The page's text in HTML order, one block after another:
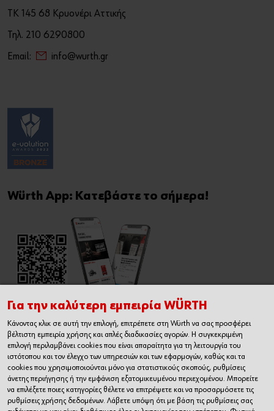
ΤΚ 145 68 Κρυονέρι Αττικής
Τηλ. 210 6290800
Email: info@wurth.gr
Würth App: Κατεβάστε το σήμερα!
Εγχειρίδιο Χρήσης Ηλεκτρονικού
Καταστήματος
Για την καλύτερη εμπειρία WÜRTH
Κάνοντας κλικ σε αυτή την επιλογή, επιτρέπετε στη Würth να σας προσφέρει
βέλτιστη εμπειρία χρήσης και απλές διαδικασίες αγορών. Η συγκεκριμένη
επιλογή περιλαμβάνει cookies που είναι απαραίτητα για τη λειτουργία του
ιστότοπου και τον έλεγχο των υπηρεσιών και των εφαρμογών, καθώς και τα
cookies που χρησιμοποιούνται μόνο για στατιστικούς σκοπούς, ρυθμίσεις
άνετης περιήγησης ή την εμφάνιση εξατομικευμένου περιεχομένου. Μπορείτε
να επιλέξετε ποιες κατηγορίες θέλετε να επιτρέψετε και να προσαρμόσετε τις
ρυθμίσεις χρήσης δεδομένων. Λάβετε υπόψη ότι με βάση τις ρυθμίσεις σας